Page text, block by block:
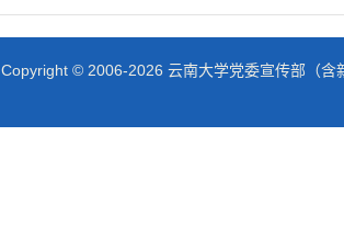
Copyright © 2006-2026 云南大学党委宣传部（含